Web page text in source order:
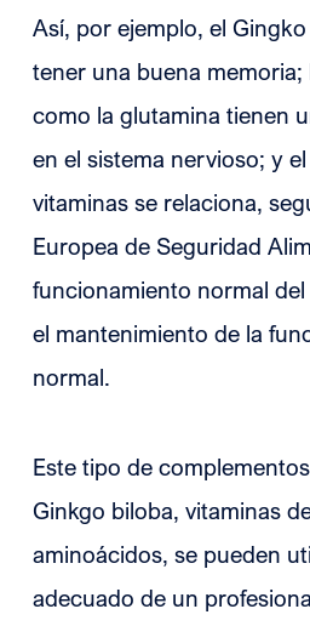
Así, por ejemplo, el
tener una buena
como la glutamina tienen
en el sistema nervioso; y
vitaminas se relaciona,
Europea de Seguridad
funcionamiento normal
el mantenimiento de la
normal.
Este tipo de
Ginkgo biloba, vitaminas
aminoácidos, se pueden
adecuado de un